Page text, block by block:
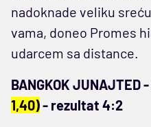
nadoknade veliku
vama, doneo Promes
udarcem sa distance.
BANGKOK JUNAJTED
1,40)- rezultat 4:2